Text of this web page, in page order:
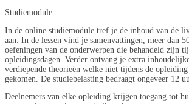
Studiemodule
In de online studiemodule tref je de inhoud van de
aan. In de lessen vind je samenvattingen, meer dan
oefeningen van de onderwerpen die behandeld zijn
opleidingsdagen. Verder ontvang je extra
verdiepende theorieën welke niet tijdens de
gekomen. De studiebelasting bedraagt ongeveer 12
Deelnemers van elke opleiding krijgen toegang tot